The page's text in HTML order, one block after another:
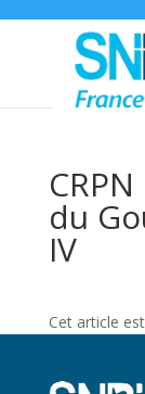
du
IV
Cet article